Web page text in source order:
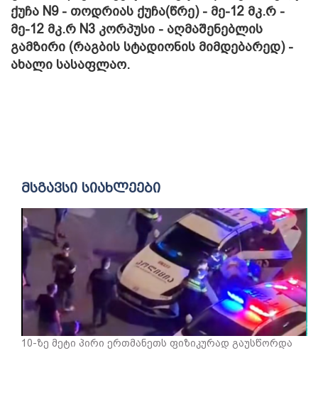
ქუჩა N9 - თოდრიას ქუჩა(წრე) - მე-12 მკ.რ -
მე-12 მკ.რ N3 კორპუსი - აღმაშენებლის
გამზირი (რაგბის სტადიონის მიმდებარედ) -
ახალი სასაფლაო.
მსგავსი სიახლეები
10-ზე მეტი პირი ერთმანეთს ფიზიკურად გაუსწორდა